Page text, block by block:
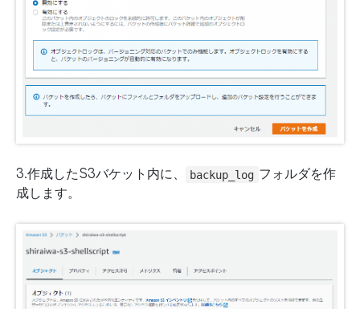
3.作成したS3バケット内に、 backup_log フォルダを作
成します。